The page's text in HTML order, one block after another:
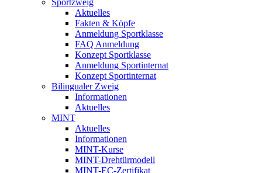
Sportzweig
Aktuelles
Fakten & Köpfe
Anmeldung Sportklasse
FAQ Anmeldung
Konzept Sportklasse
Anmeldung Sportinternat
Konzept Sportinternat
Bilingualer Zweig
Informationen
Aktuelles
MINT
Aktuelles
Informationen
MINT-Kurse
MINT-Drehtürmodell
MINT-EC-Zertifikat